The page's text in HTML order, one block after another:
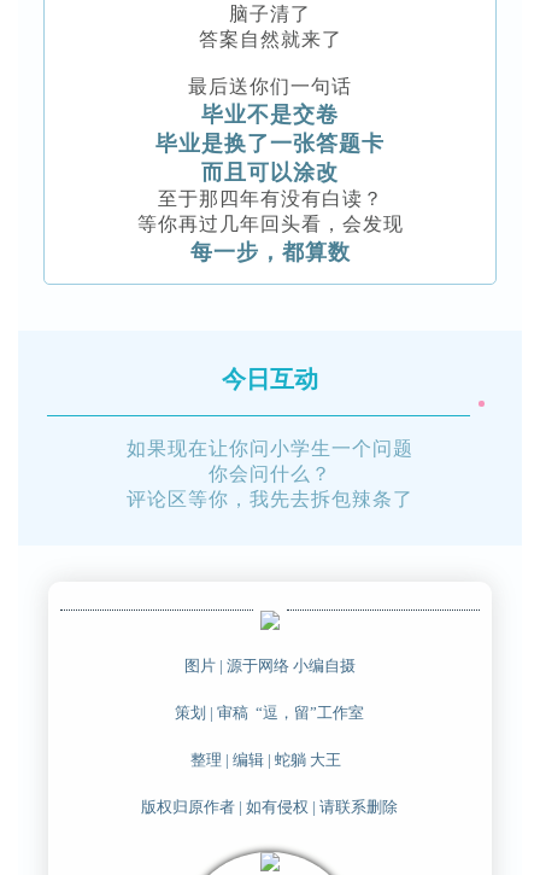
脑子清了
答案自然就来了
最后送你们一句话
毕业不是交卷
毕业是换了一张答题卡
而且可以涂改
至于那四年有没有白读？
等你再过几年回头看，会发现
每一步，都算数
今日互动
如果现在让你问小学生一个问题
你会问什么？
评论区等你，我先去拆包辣条了
图片 | 源于网络 小编自摄
策划 | 审稿 “逗，留”工作室
整理 | 编辑 | 蛇躺 大王
版权归原作者 | 如有侵权 | 请联系删除